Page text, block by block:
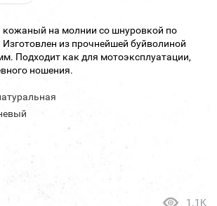
на молнии со шнуровкой по
из прочнейшей буйволиной
Подходит как для мотоэксплуатации,
ношения.
1.1K